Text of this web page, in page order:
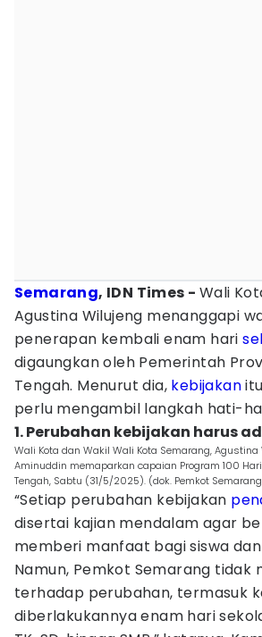
Semarang, IDN Times - Wali
Agustina Wilujeng menanggapi
penerapan kembali enam hari
digaungkan oleh Pemerintah
Tengah. Menurut dia, kebijakan
perlu mengambil langkah hati-
1. Perubahan kebijakan harus
Wali Kota dan Wakil Wali Kota Semarang,
Aminuddin memaparkan capaian Program 100
Tengah, Sabtu (31/5/2025). (dok. Pemkot
“Setiap perubahan kebijakan
disertai kajian mendalam agar
memberi manfaat bagi siswa
Namun, Pemkot Semarang tidak
terhadap perubahan, termasuk
diberlakukannya enam hari